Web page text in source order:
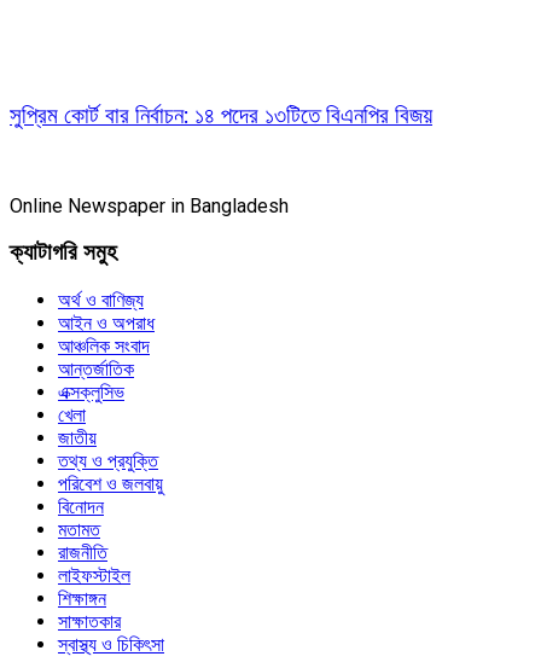
সুপ্রিম কোর্ট বার নির্বাচন: ১৪ পদের ১৩টিতে বিএনপির বিজয়
Online Newspaper in Bangladesh
ক্যাটাগরি সমুহ
অর্থ ও বাণিজ্য
আইন ও অপরাধ
আঞ্চলিক সংবাদ
আন্তর্জাতিক
এক্সক্লুসিভ
খেলা
জাতীয়
তথ্য ও প্রযুক্তি
পরিবেশ ও জলবায়ু
বিনোদন
মতামত
রাজনীতি
লাইফস্টাইল
শিক্ষাঙ্গন
সাক্ষাতকার
স্বাস্থ্য ও চিকিৎসা